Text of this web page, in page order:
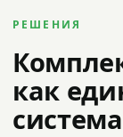
РЕШЕНИЯ
как
система